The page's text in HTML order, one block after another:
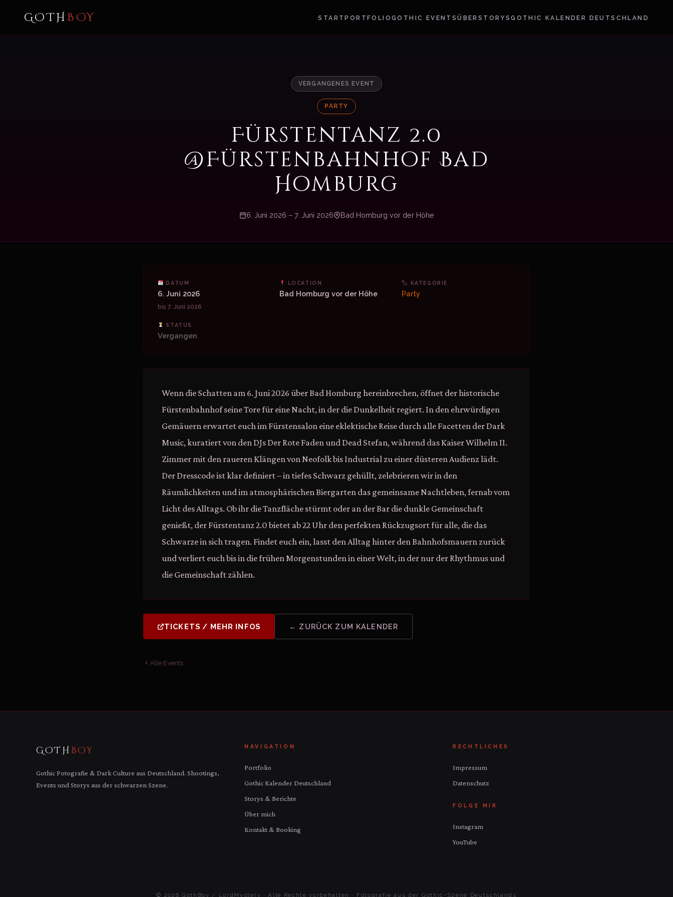
GOTHBOY START PORTFOLIO GOTHIC EVENTSÜBER STORYSGOTHIC KALENDER DEUTSCHLAND
VERGANGENES EVENT
PARTY
Fürstentanz 2.0
@Fürstenbahnhof Bad
Homburg
6. Juni 2026 – 7. Juni 2026 Bad Homburg vor der Höhe
DATUM
6. Juni 2026
bis 7. Juni 2026
LOCATION
Bad Homburg vor der Höhe
🏷 KATEGORIE
Party
STATUS
Vergangen
Wenn die Schatten am 6. Juni 2026 über Bad Homburg hereinbrechen, öffnet der historische
Fürstenbahnhof seine Tore für eine Nacht, in der die Dunkelheit regiert. In den ehrwürdigen
Gemäuern erwartet euch im Fürstensalon eine eklektische Reise durch alle Facetten der Dark
Music, kuratiert von den DJs Der Rote Faden und Dead Stefan, während das Kaiser Wilhelm II.
Zimmer mit den raueren Klängen von Neofolk bis Industrial zu einer düsteren Audienz lädt.
Der Dresscode ist klar definiert – in tiefes Schwarz gehüllt, zelebrieren wir in den
Räumlichkeiten und im atmosphärischen Biergarten das gemeinsame Nachtleben, fernab vom
Licht des Alltags. Ob ihr die Tanzfläche stürmt oder an der Bar die dunkle Gemeinschaft
genießt, der Fürstentanz 2.0 bietet ab 22 Uhr den perfekten Rückzugsort für alle, die das
Schwarze in sich tragen. Findet euch ein, lasst den Alltag hinter den Bahnhofsmauern zurück
und verliert euch bis in die frühen Morgenstunden in einer Welt, in der nur der Rhythmus und
die Gemeinschaft zählen.
TICKETS / MEHR INFOS ← ZURÜCK ZUM KALENDER
Alle Events
GOTH BOY
Gothic Fotografie & Dark Culture aus Deutschland. Shootings,
Events und Storys aus der schwarzen Szene.
NAVIGATION
Portfolio
Gothic Kalender Deutschland
Storys & Berichte
Über mich
Kontakt & Booking
RECHTLICHES
Impressum
Datenschutz
FOLGE MIR
Instagram
YouTube
© 2026 GothBoy / LordMystery · Alle Rechte vorbehalten · Fotografie aus der Gothic-Szene Deutschlands